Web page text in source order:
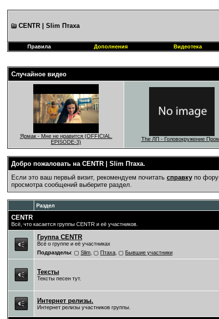
CENTR | Slim Птаха
Правила Дополнения Видеотека
Случайное видео
Ярмак - Мне не нравится (OFFICIAL.
EPISODE-3)
The ЛП - Головокружение
Добро пожаловать на CENTR | Slim Птаха.
Если это ваш первый визит, рекомендуем почитать справку по
просмотра сообщений выберите раздел.
Раздел
CENTR
Всё, что касается группы CENTR и её участников.
Группа CENTR
Всё о группе и её участниках
Подразделы: Slim Птаха Бывшие участники
Тексты
Тексты песен тут.
Интернет релизы.
Интернет релизы участников группы.